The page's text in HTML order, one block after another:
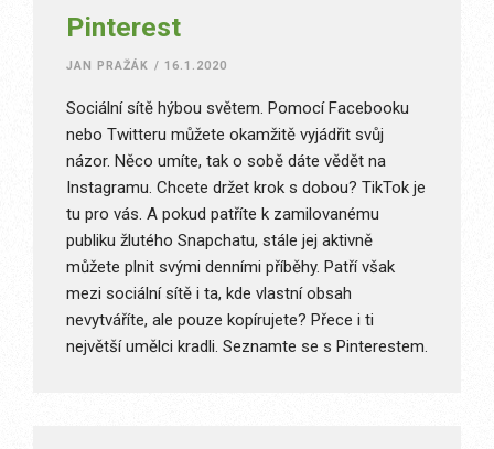
Pinterest
JAN PRAŽÁK / 16.1.2020
Sociální sítě hýbou světem. Pomocí Facebooku
nebo Twitteru můžete okamžitě vyjádřit svůj
názor. Něco umíte, tak o sobě dáte vědět na
Instagramu. Chcete držet krok s dobou? TikTok je
tu pro vás. A pokud patříte k zamilovanému
publiku žlutého Snapchatu, stále jej aktivně
můžete plnit svými denními příběhy. Patří však
mezi sociální sítě i ta, kde vlastní obsah
nevytváříte, ale pouze kopírujete? Přece i ti
největší umělci kradli. Seznamte se s Pinterestem.